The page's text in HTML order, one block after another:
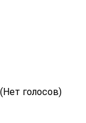
(Нет голосов)